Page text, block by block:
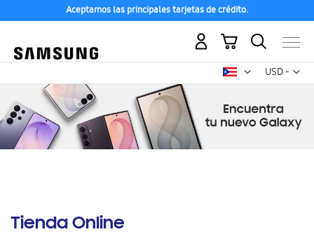
Aceptamos las principales tarjetas de crédito.
USD -
dólar
Mi carrito
Tienda Online